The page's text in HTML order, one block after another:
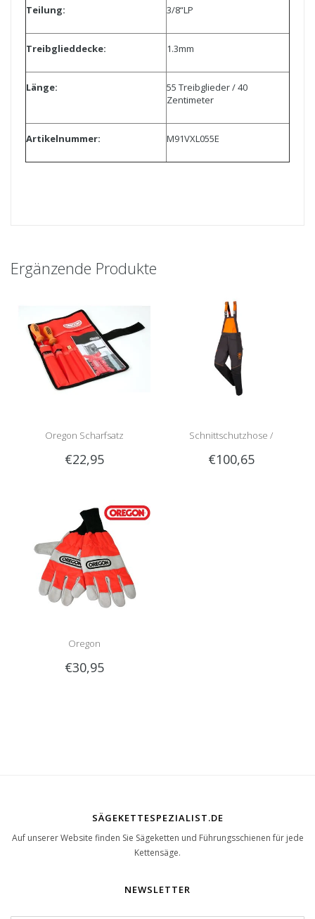
Teilung: 3/8“LP
Treibglieddecke: 1.3mm
Länge:
55 Treibglieder / 40
Zentimeter
Artikelnummer: M91VXL055E
Ergänzende Produkte
Oregon Scharfsatz
€22,95
Schnittschutzhose /
Schnittschutzlatzhose Sip
€100,65
Oregon
Schnittschutzhandschuhe
€30,95
SÄGEKETTESPEZIALIST.DE
Auf unserer Website finden Sie Sägeketten und Führungsschienen für jede
Kettensäge.
NEWSLETTER